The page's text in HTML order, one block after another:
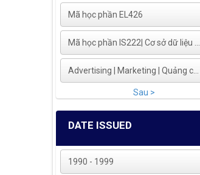
Mã học phần EL426
Mã học phần IS222| Cơ sở dữ liệu ...
Advertising | Marketing | Quảng c...
Sau >
DATE ISSUED
1990 - 1999